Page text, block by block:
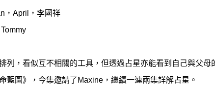
，April，李國祥
列，看似互不相關的工具，但透過占星亦能看到自己與父母
藍圖》，今集邀請了Maxine，繼續一連兩集詳解占星。